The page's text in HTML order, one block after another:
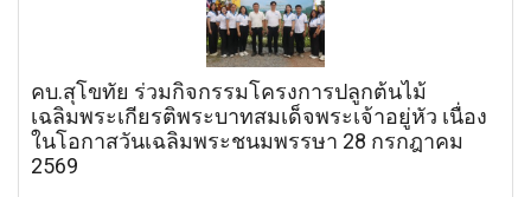
คบ.สุโขทัย ร่วมกิจกรรมโครงการปลูกต้นไม้
เฉลิมพระเกียรติพระบาทสมเด็จพระเจ้าอยู่หัว เนื่อง
ในโอกาสวันเฉลิมพระชนมพรรษา 28 กรกฎาคม
2569